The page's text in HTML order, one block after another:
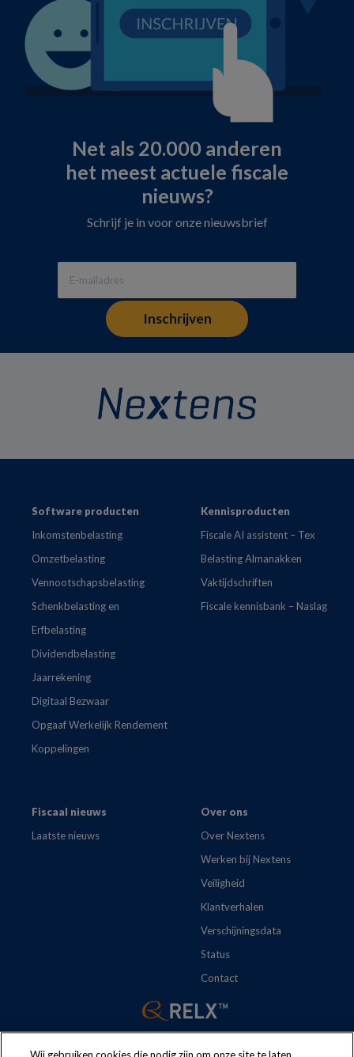
Net als 20.000 anderen
het meest actuele fiscale
nieuws?
Schrijf je in voor onze nieuwsbrief
FooterSoftware producten
Inkomstenbelasting
Omzetbelasting
Vennootschapsbelasting
Schenkbelasting en
Erfbelasting
Dividendbelasting
Jaarrekening
Digitaal Bezwaar
Opgaaf Werkelijk Rendement
Koppelingen
Kennisproducten
Fiscale AI assistent – Tex
Belasting Almanakken
Vaktijdschriften
Fiscale kennisbank – Naslag
Fiscaal nieuws
Laatste nieuws
Over ons
Over Nextens
Werken bij Nextens
Veiligheid
Klantverhalen
Verschijningsdata
Status
Contact